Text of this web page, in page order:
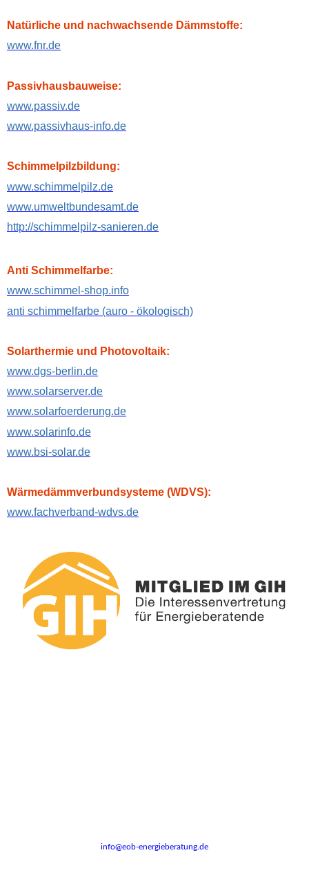
Natürliche und nachwachsende Dämmstoffe:
www.fnr.de
Passivhausbauweise:
www.passiv.de
www.passivhaus-info.de
Schimmelpilzbildung:
www.schimmelpilz.de
www.umweltbundesamt.de
http://schimmelpilz-sanieren.de
Anti Schimmelfarbe:
www.schimmel-shop.info
anti schimmelfarbe (auro - ökologisch)
Solarthermie und Photovoltaik:
www.dgs-berlin.de
www.solarserver.de
www.solarfoerderung.de
www.solarinfo.de
www.bsi-solar.de
Wärmedämmverbundsysteme (WDVS):
www.fachverband-wdvs.de
info@eob-energieberatung.de